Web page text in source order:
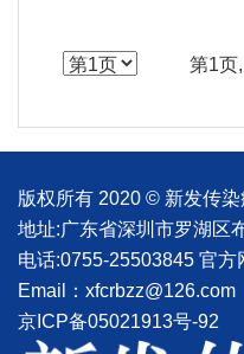
第1页
版权所有 2020 © 新发传
地址:广东省深圳市罗湖区
电话:0755-25503845 官方
Email：xfcrbzz@126.com
京ICP备05021913号-92